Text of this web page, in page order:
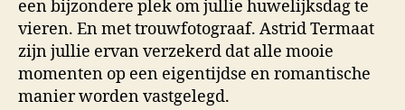
een bijzondere plek om jullie huwelijksdag te
vieren. En met trouwfotograaf. Astrid Termaat
zijn jullie ervan verzekerd dat alle mooie
momenten op een eigentijdse en romantische
manier worden vastgelegd.